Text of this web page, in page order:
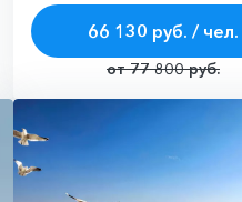
66 130 руб. / чел.
от 77 800 руб.